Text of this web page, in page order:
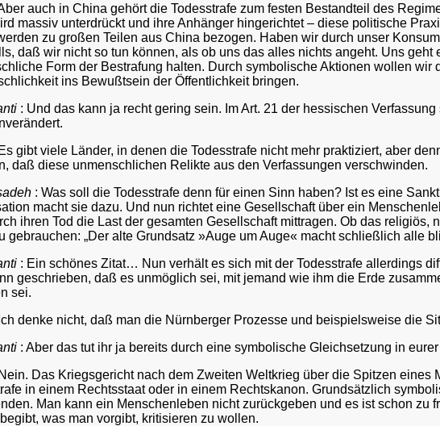
auch in China gehört die Todesstrafe zum festen Bestandteil des
massiv unterdrückt und ihre Anhänger hingerichtet – diese politische
zu großen Teilen aus China bezogen. Haben wir durch unser
daß wir nicht so tun können, als ob uns das alles nichts angeht. Uns
Form der Bestrafung halten. Durch symbolische Aktionen wollen
ins Bewußtsein der Öffentlichkeit bringen.
: Und das kann ja recht gering sein. Im Art. 21 der hessischen
gibt viele Länder, in denen die Todesstrafe nicht mehr praktiziert, aber
daß diese unmenschlichen Relikte aus den Verfassungen verschwinden.
: Was soll die Todesstrafe denn für einen Sinn haben? Ist es eine
macht sie dazu. Und nun richtet eine Gesellschaft über ein
ihren Tod die Last der gesamten Gesellschaft mittragen. Ob das
gebrauchen: „Der alte Grundsatz »Auge um Auge« macht schließlich alle
: Ein schönes Zitat… Nun verhält es sich mit der Todesstrafe allerdings
geschrieben, daß es unmöglich sei, mit jemand wie ihm die Erde
sei.
denke nicht, daß man die Nürnberger Prozesse und beispielsweise die
: Aber das tut ihr ja bereits durch eine symbolische Gleichsetzung in
Das Kriegsgericht nach dem Zweiten Weltkrieg über die Spitzen
in einem Rechtsstaat oder in einem Rechtskanon. Grundsätzlich
Man kann ein Menschenleben nicht zurückgeben und es ist schon zu
was man vorgibt, kritisieren zu wollen.